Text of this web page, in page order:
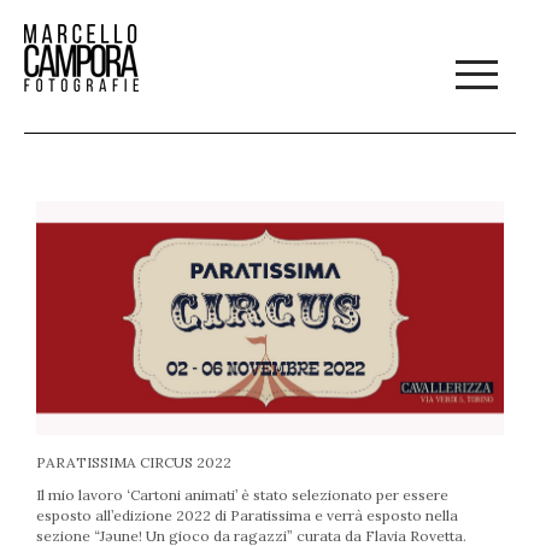
PARATISSIMA CIRCUS 2022
Il mio lavoro ‘Cartoni animati’ è stato selezionato per essere
esposto all’edizione 2022 di Paratissima e verrà esposto nella
sezione “Jəune! Un gioco da ragazzi” curata da Flavia Rovetta.